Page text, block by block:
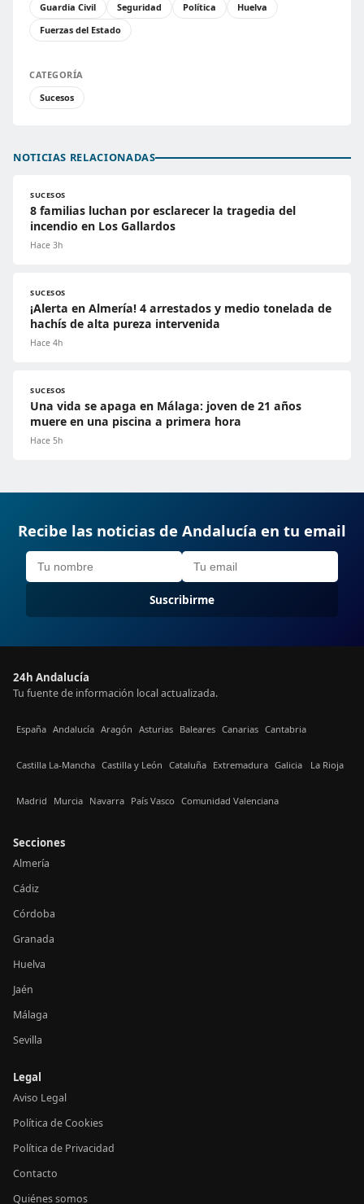
Guardia Civil
Seguridad Política
Huelva
Fuerzas del Estado
CATEGORÍA
Sucesos
NOTICIAS RELACIONADAS
SUCESOS
8 familias luchan por esclarecer la tragedia del
incendio en Los Gallardos
Hace 3h
SUCESOS
¡Alerta en Almería! 4 arrestados y medio tonelada de
hachís de alta pureza intervenida
Hace 4h
SUCESOS
Una vida se apaga en Málaga: joven de 21 años
muere en una piscina a primera hora
Hace 5h
Recibe las noticias de Andalucía en tu email
Suscribirme
24h Andalucía
Tu fuente de información local actualizada.
España Andalucía Aragón Asturias Baleares Canarias Cantabria
Castilla La-Mancha Castilla y León Cataluña Extremadura Galicia La Rioja
Madrid Murcia Navarra País Vasco Comunidad Valenciana
Secciones
Almería
Cádiz
Córdoba
Granada
Huelva
Jaén
Málaga
Sevilla
Legal
Aviso Legal
Política de Cookies
Política de Privacidad
Contacto
Quiénes somos